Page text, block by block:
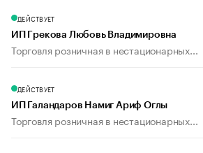
ДЕЙСТВУЕТ
ИП Грекова Любовь Владимировна
Торговля розничная в нестационарных...
ДЕЙСТВУЕТ
ИП Галандаров Намиг Ариф Оглы
Торговля розничная в нестационарных...